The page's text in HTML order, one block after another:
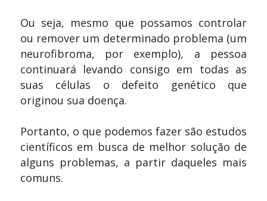
Ou seja, mesmo que possamos controlar
ou remover um determinado problema (um
neurofibroma, por exemplo), a pessoa
continuará levando consigo em todas as
suas células o defeito genético que
originou sua doença.
Portanto, o que podemos fazer são estudos
científicos em busca de melhor solução de
alguns problemas, a partir daqueles mais
comuns.